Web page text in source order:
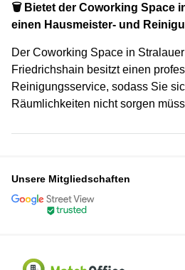
🗑 Bietet der Coworking Space
einen Hausmeister- und
Der Coworking Space in
Friedrichshain besitzt einen
Reinigungsservice, sodass Sie
Räumlichkeiten nicht sorgen
Unsere Mitgliedschaften